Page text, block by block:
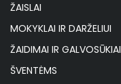
ŽAISLAI
MOKYKLAI IR DARŽELIUI
ŽAIDIMAI IR GALVOSŪKIAI
ŠVENTĖMS